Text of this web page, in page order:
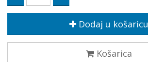
Dodaj u košaricu
Košarica